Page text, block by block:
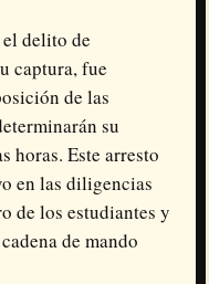
delito de
captura, fue
de las
su
horas. Este arresto
en las diligencias
de los estudiantes y
de mando